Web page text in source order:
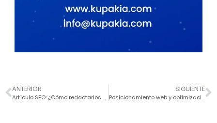
ANTERIOR
Artículo SEO: ¿Cómo redactarlos actualmente?
SIGUIENTE
Posicionamiento web y optimización de imágenes SEO